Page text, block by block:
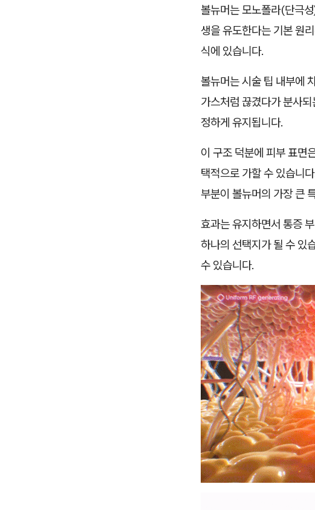
볼뉴머는 모노폴라(단극
생을 유도한다는 기본 원
식에 있습니다.
볼뉴머는 시술 팁 내부에
가스처럼 끊겼다가 분사
정하게 유지됩니다.
이 구조 덕분에 피부 표면
택적으로 가할 수 있습니
부분이 볼뉴머의 가장 큰
효과는 유지하면서 통증
하나의 선택지가 될 수 있
수 있습니다.